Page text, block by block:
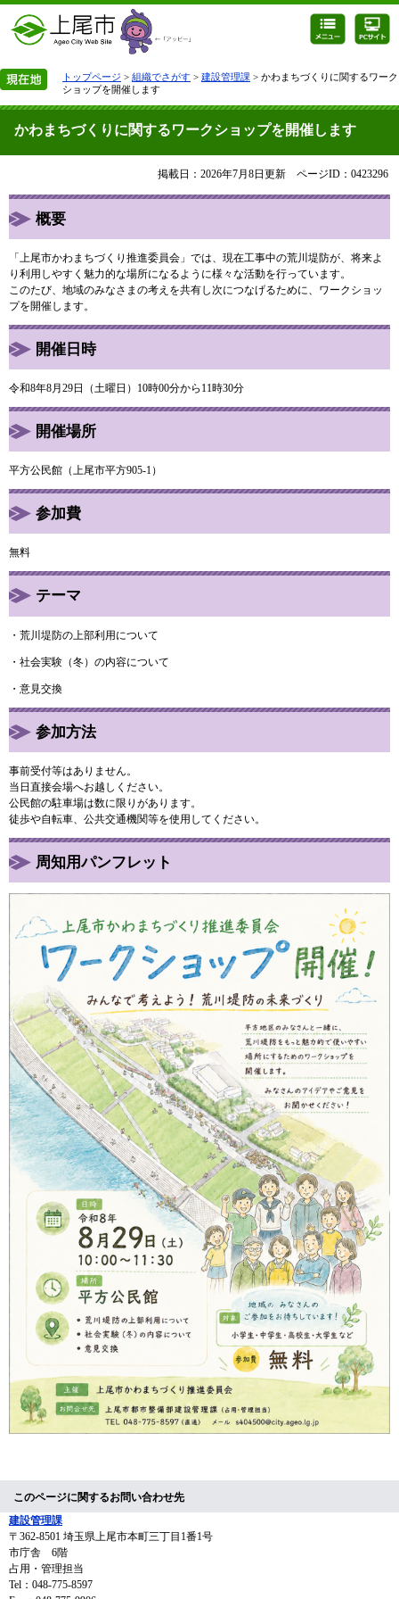
トップページ > 組織でさがす > 建設管理課 > かわまちづくりに関するワーク
ショップを開催します
かわまちづくりに関するワークショップを開催します
掲載日：2026年7月8日更新 ページID：0423296
概要
「上尾市かわまちづくり推進委員会」では、現在工事中の荒川堤防が、将来よ
り利用しやすく魅力的な場所になるように様々な活動を行っています。
このたび、地域のみなさまの考えを共有し次につなげるために、ワークショッ
プを開催します。
開催日時
令和8年8月29日（土曜日）10時00分から11時30分
開催場所
平方公民館（上尾市平方905-1）
参加費
無料
テーマ
・荒川堤防の上部利用について
・社会実験（冬）の内容について
・意見交換
参加方法
事前受付等はありません。
当日直接会場へお越しください。
公民館の駐車場は数に限りがあります。
徒歩や自転車、公共交通機関等を使用してください。
周知用パンフレット
このページに関するお問い合わせ先
建設管理課
〒362-8501 埼玉県上尾市本町三丁目1番1号
市庁舎 6階
占用・管理担当
Tel：048-775-8597